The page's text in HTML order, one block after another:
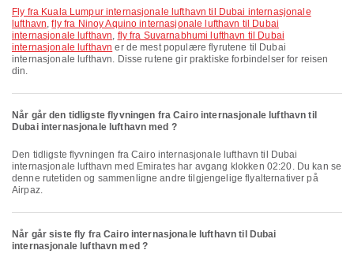
fly fra Kuala Lumpur internasjonale lufthavn til Dubai internasjonale
lufthavn,fly fra Ninoy Aquino internasjonale lufthavn til Dubai
internasjonale lufthavn, fly fra Suvarnabhumi lufthavn til Dubai
internasjonale lufthavn er de mest populære flyrutene til Dubai
internasjonale lufthavn. Disse rutene gir praktiske forbindelser for reisen
din.
Når går den tidligste flyvningen fra Cairo internasjonale lufthavn til
Dubai internasjonale lufthavn med ?
Den tidligste flyvningen fra Cairo internasjonale lufthavn til Dubai
internasjonale lufthavn med Emirates har avgang klokken 02:20. Du kan se
denne rutetiden og sammenligne andre tilgjengelige flyalternativer på
Airpaz.
Når går siste fly fra Cairo internasjonale lufthavn til Dubai
internasjonale lufthavn med ?